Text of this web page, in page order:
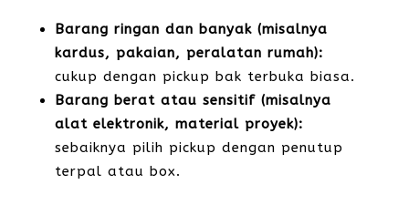
Barang ringan dan banyak (misalnya
kardus, pakaian, peralatan rumah):
cukup dengan pickup bak terbuka biasa.
Barang berat atau sensitif (misalnya
alat elektronik, material proyek):
sebaiknya pilih pickup dengan penutup
terpal atau box.